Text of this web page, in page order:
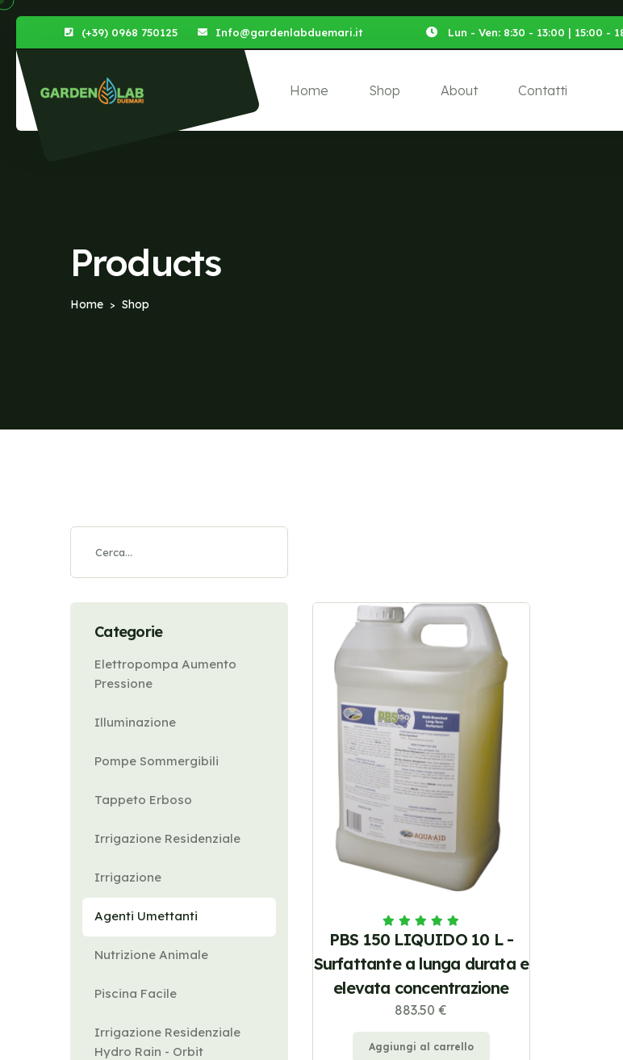
(+39) 0968 750125 Info@gardenlabduemari.it Lun - Ven: 8:30 - 13:00 | 15:00 -
Home Shop About Contatti
Products
Home > Shop
Categorie
Elettropompa Aumento
Pressione
Illuminazione
Pompe Sommergibili
Tappeto Erboso
Irrigazione Residenziale
Irrigazione
Agenti Umettanti
Nutrizione Animale
Piscina Facile
Irrigazione Residenziale
Hydro Rain - Orbit
PBS 150 LIQUIDO 10 L -
Surfattante a lunga durata e
elevata concentrazione
883.50 €
Aggiungi al carrello